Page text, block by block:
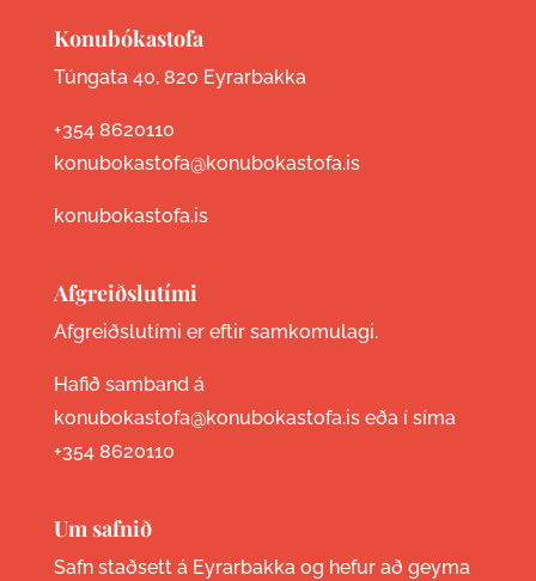
Konubókastofa
Túngata 40, 820 Eyrarbakka
+354 8620110
konubokastofa@konubokastofa.is
konubokastofa.is
Afgreiðslutími
Afgreiðslutími er eftir samkomulagi.
Hafið samband á
konubokastofa@konubokastofa.is eða í síma
+354 8620110
Um safnið
Safn staðsett á Eyrarbakka og hefur að geyma